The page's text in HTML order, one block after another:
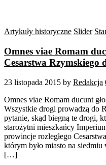
Artykuły historyczne Slider
Omnes viae Romam
Cesarstwa Rzymskiego
23 listopada 2015 by Redakcja
Omnes viae Romam ducunt
Wszystkie drogi prowadzą do
pytanie, skąd biegną te drogi,
starożytni mieszkańcy
prowincje rozległego
którym było miasto na
[…]